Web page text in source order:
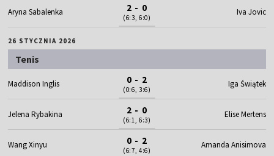
Aryna Sabalenka 2 - 0
(6:3, 6:0)
Iva Jovic
26 STYCZNIA 2026
Tenis
Maddison Inglis 0 - 2
(0:6, 3:6)
Iga Świątek
Jelena Rybakina 2 - 0
(6:1, 6:3)
Elise Mertens
Wang Xinyu 0 - 2
(6:7, 4:6)
Amanda Anisimova